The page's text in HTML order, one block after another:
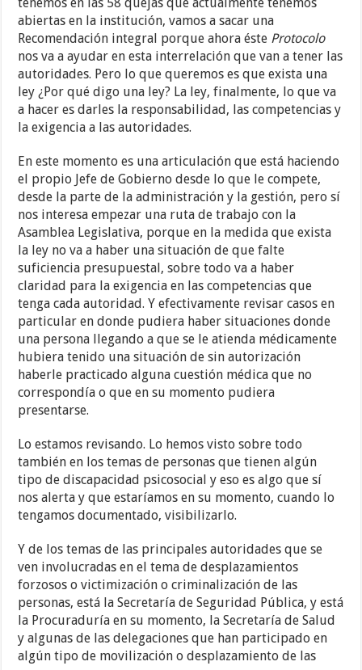
abiertas en la institución, vamos a sacar una
Recomendación integral porque ahora éste Protocolo
nos va a ayudar en esta interrelación que van a tener las
autoridades. Pero lo que queremos es que exista una
ley ¿Por qué digo una ley? La ley, finalmente, lo que va
a hacer es darles la responsabilidad, las competencias y
la exigencia a las autoridades.
En este momento es una articulación que está haciendo
el propio Jefe de Gobierno desde lo que le compete,
desde la parte de la administración y la gestión, pero sí
nos interesa empezar una ruta de trabajo con la
Asamblea Legislativa, porque en la medida que exista
la ley no va a haber una situación de que falte
suficiencia presupuestal, sobre todo va a haber
claridad para la exigencia en las competencias que
tenga cada autoridad. Y efectivamente revisar casos en
particular en donde pudiera haber situaciones donde
una persona llegando a que se le atienda médicamente
hubiera tenido una situación de sin autorización
haberle practicado alguna cuestión médica que no
correspondía o que en su momento pudiera
presentarse.
Lo estamos revisando. Lo hemos visto sobre todo
también en los temas de personas que tienen algún
tipo de discapacidad psicosocial y eso es algo que sí
nos alerta y que estaríamos en su momento, cuando lo
tengamos documentado, visibilizarlo.
Y de los temas de las principales autoridades que se
ven involucradas en el tema de desplazamientos
forzosos o victimización o criminalización de las
personas, está la Secretaría de Seguridad Pública, y está
la Procuraduría en su momento, la Secretaría de Salud
y algunas de las delegaciones que han participado en
algún tipo de movilización o desplazamiento de las